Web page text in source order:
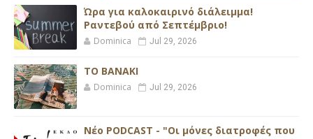
Ώρα για καλοκαιρινό διάλειμμα!
Ραντεβού από Σεπτέμβριο!
Dominica Jul 29, 2026
ΤΟ ΒΑΝΑΚΙ
Dominica Jul 29, 2026
Νέο PODCAST - "Οι μόνες διατροφές που